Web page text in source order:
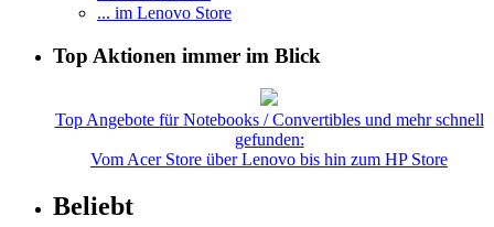
... im Lenovo Store
Top Aktionen immer im Blick
Top Angebote für Notebooks / Convertibles und mehr schnell
gefunden:
Vom Acer Store über Lenovo bis hin zum HP Store
Beliebt